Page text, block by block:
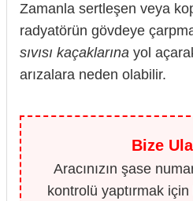
Zamanla sertleşen veya
radyatörün gövdeye
sıvısı kaçaklarına yol
arızalara neden olabilir.
Bize
Aracınızın şase
kontrolü yaptırmak için